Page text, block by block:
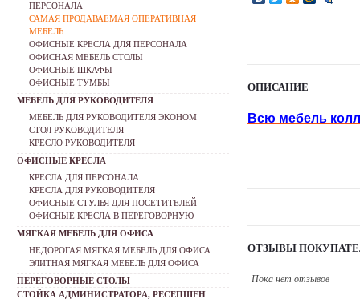
ОПИСАНИЕ
Всю мебель
ОТЗЫВЫ
Пока нет отзывов
ПЕРСОНАЛА
САМАЯ ПРОДАВАЕМАЯ ОПЕРАТИВНАЯ
МЕБЕЛЬ
ОФИСНЫЕ КРЕСЛА ДЛЯ ПЕРСОНАЛА
ОФИСНАЯ МЕБЕЛЬ СТОЛЫ
ОФИСНЫЕ ШКАФЫ
ОФИСНЫЕ ТУМБЫ
МЕБЕЛЬ ДЛЯ РУКОВОДИТЕЛЯ
МЕБЕЛЬ ДЛЯ РУКОВОДИТЕЛЯ ЭКОНОМ
СТОЛ РУКОВОДИТЕЛЯ
КРЕСЛО РУКОВОДИТЕЛЯ
ОФИСНЫЕ КРЕСЛА
КРЕСЛА ДЛЯ ПЕРСОНАЛА
КРЕСЛА ДЛЯ РУКОВОДИТЕЛЯ
ОФИСНЫЕ СТУЛЬЯ ДЛЯ ПОСЕТИТЕЛЕЙ
ОФИСНЫЕ КРЕСЛА В ПЕРЕГОВОРНУЮ
МЯГКАЯ МЕБЕЛЬ ДЛЯ ОФИСА
НЕДОРОГАЯ МЯГКАЯ МЕБЕЛЬ ДЛЯ ОФИСА
ЭЛИТНАЯ МЯГКАЯ МЕБЕЛЬ ДЛЯ ОФИСА
ПЕРЕГОВОРНЫЕ СТОЛЫ
СТОЙКА АДМИНИСТРАТОРА, РЕСЕПШЕН